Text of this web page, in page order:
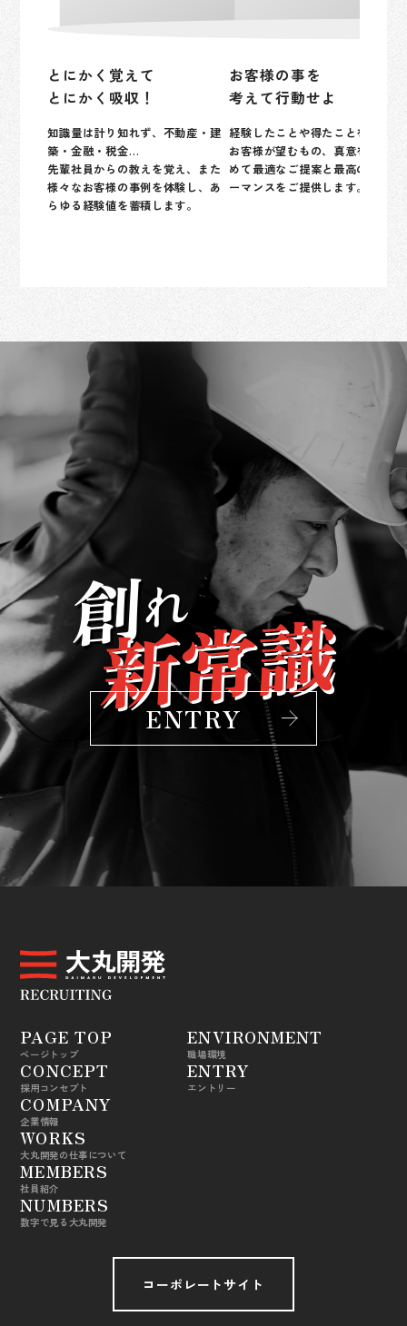
とにかく覚えて
とにかく吸収！
知識量は計り知れず、不動産・建
築・金融・税金…
先輩社員からの教えを覚え、また
様々なお客様の事例を体験し、あ
らゆる経験値を蓄積します。
お客様の事を
考えて行動せよ
経験したことや得たことを基に、
お客様が望むもの、真意を突きと
めて最適なご提案と最高のパフォ
ーマンスをご提供します。
創れ
新常識
ENTRY
PAGE TOP
ページトップ
CONCEPT
採用コンセプト
COMPANY
企業情報
WORKS
大丸開発の仕事について
MEMBERS
社員紹介
NUMBERS
数字で見る大丸開発
ENVIRONMENT
職場環境
ENTRY
エントリー
コーポレートサイト